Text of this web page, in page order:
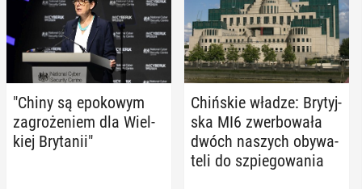
"Chiny są epo­ko­wym
za­gro­że­niem dla Wiel­
kiej Bry­ta­nii"
Chiń­skie władze: Bry­tyj­
ska MI6 zwer­bo­wa­ła
dwóch naszych oby­wa­
te­li do szpie­go­wa­nia